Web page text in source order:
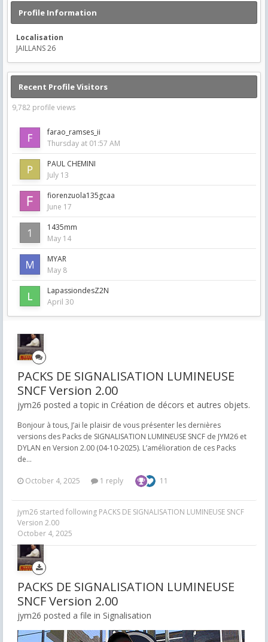
Profile Information
Localisation
JAILLANS 26
Recent Profile Visitors
9,782 profile views
farao_ramses_ii
Thursday at 01:57 AM
PAUL CHEMINI
July 13
fiorenzuola135gcaa
June 17
1435mm
May 14
MYAR
May 8
LapassiondesZ2N
April 30
PACKS DE SIGNALISATION LUMINEUSE
SNCF Version 2.00
jym26 posted a topic in Création de décors et autres objets.
Bonjour à tous, J’ai le plaisir de vous présenter les dernières
versions des Packs de SIGNALISATION LUMINEUSE SNCF de JYM26 et
DYLAN en Version 2.00 (04-10-2025). L’amélioration de ces Packs
de...
October 4, 2025 1 reply 11
jym26 started following PACKS DE SIGNALISATION LUMINEUSE SNCF
Version 2.00
October 4, 2025
PACKS DE SIGNALISATION LUMINEUSE
SNCF Version 2.00
jym26 posted a file in Signalisation